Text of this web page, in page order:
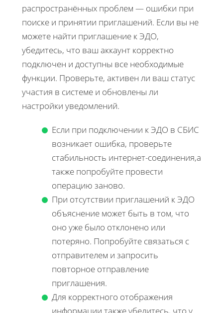
распространённых проблем — ошибки при
поиске и принятии приглашений. Если вы не
можете найти приглашение к ЭДО,
убедитесь, что ваш аккаунт корректно
подключен и доступны все необходимые
функции. Проверьте, активен ли ваш статус
участия в системе и обновлены ли
настройки уведомлений.
Если при подключении к ЭДО в СБИС
возникает ошибка, проверьте
стабильность интернет-соединения,а
также попробуйте провести
операцию заново.
При отсутствии приглашений к ЭДО
объяснение может быть в том, что
оно уже было отклонено или
потеряно. Попробуйте связаться с
отправителем и запросить
повторное отправление
приглашения.
Для корректного отображения
информации также убедитесь, что у